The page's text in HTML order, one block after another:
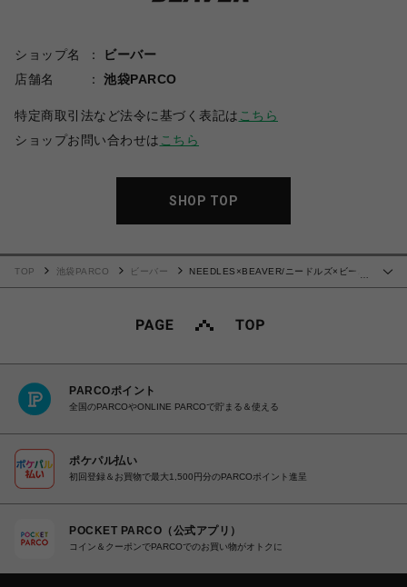
ショップ名
ビーバー
店舗名
池袋PARCO
特定商取引法など法令に基づく表記は こちら
ショップお問い合わせは こちら
SHOP TOP
TOP 池袋PARCO ビーバー
NEEDLES×BEAVER/ニードルズ×ビーバ
PARCOポイント
全国のPARCOやONLINE PARCOで貯まる＆使える
ポケパル払い
初回登録＆お買物で最大1,500円分のPARCOポイント進呈
POCKET PARCO（公式アプリ）
コイン＆クーポンでPARCOでのお買い物がオトクに